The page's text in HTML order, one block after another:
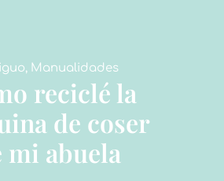
, Manualidades
reciclé la
de coser
mi abuela